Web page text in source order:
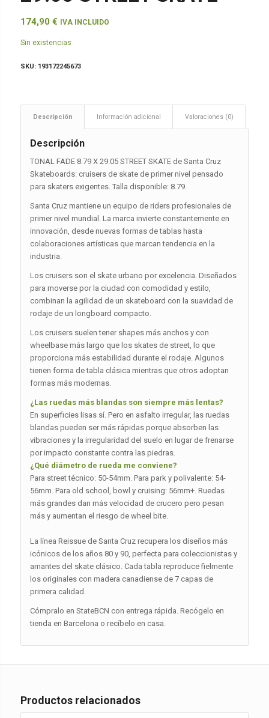
174,90 € IVA INCLUIDO
Sin existencias
SKU: 193172245673
Descripción Información adicional Valoraciones (0)
Descripción
TONAL FADE 8.79 X 29.05 STREET SKATE de Santa Cruz
Skateboards: cruisers de skate de primer nivel pensado
para skaters exigentes. Talla disponible: 8.79.
Santa Cruz mantiene un equipo de riders profesionales de
primer nivel mundial. La marca invierte constantemente en
innovación, desde nuevas formas de tablas hasta
colaboraciones artísticas que marcan tendencia en la
industria.
Los cruisers son el skate urbano por excelencia. Diseñados
para moverse por la ciudad con comodidad y estilo,
combinan la agilidad de un skateboard con la suavidad de
rodaje de un longboard compacto.
Los cruisers suelen tener shapes más anchos y con
wheelbase más largo que los skates de street, lo que
proporciona más estabilidad durante el rodaje. Algunos
tienen forma de tabla clásica mientras que otros adoptan
formas más modernas.
¿Las ruedas más blandas son siempre más lentas?
En superficies lisas sí. Pero en asfalto irregular, las ruedas
blandas pueden ser más rápidas porque absorben las
vibraciones y la irregularidad del suelo en lugar de frenarse
por impacto constante contra las piedras.
¿Qué diámetro de rueda me conviene?
Para street técnico: 50-54mm. Para park y polivalente: 54-
56mm. Para old school, bowl y cruising: 56mm+. Ruedas
más grandes dan más velocidad de crucero pero pesan
más y aumentan el riesgo de wheel bite.
La línea Reissue de Santa Cruz recupera los diseños más
icónicos de los años 80 y 90, perfecta para coleccionistas y
amantes del skate clásico. Cada tabla reproduce fielmente
los originales con madera canadiense de 7 capas de
primera calidad.
Cómpralo en StateBCN con entrega rápida. Recógelo en
tienda en Barcelona o recíbelo en casa.
Productos relacionados